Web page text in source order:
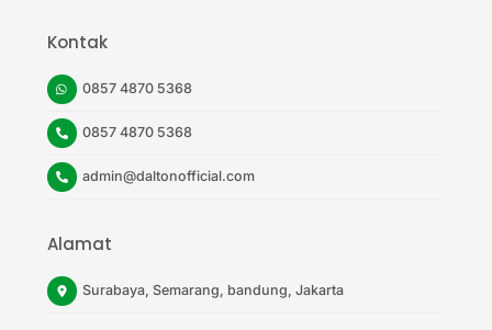
Kontak
0857 4870 5368
0857 4870 5368
admin@daltonofficial.com
Alamat
Surabaya, Semarang, bandung, Jakarta